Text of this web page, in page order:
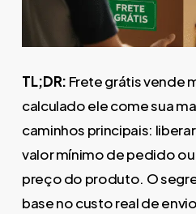
TL;DR: Frete grátis vende
calculado ele come sua
caminhos principais:
valor mínimo de pedido
preço do produto. O
base no custo real de